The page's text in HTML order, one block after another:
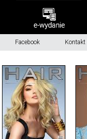
Facebook Kontakt